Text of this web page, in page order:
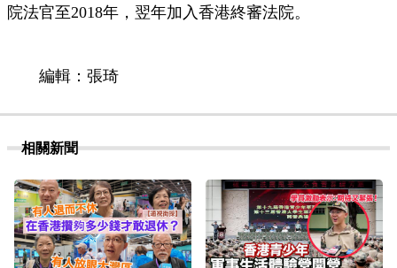
院法官至2018年，翌年加入香港終審法院。
編輯：張琦
相關新聞